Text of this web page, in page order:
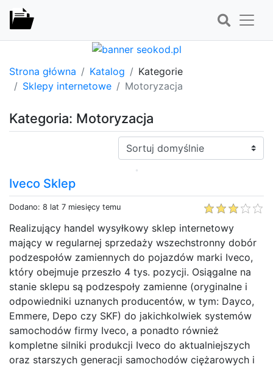
Strona główna Katalog
Kategorie
Sklepy internetowe
Motoryzacja
Kategoria: Motoryzacja
Sortuj:
Iveco Sklep
Dodano: 8 lat 7 miesięcy temu
Realizujący handel wysyłkowy sklep internetowy
mający w regularnej sprzedaży wszechstronny dobór
podzespołów zamiennych do pojazdów marki Iveco,
który obejmuje przeszło 4 tys. pozycji. Osiągalne na
stanie sklepu są podzespoły zamienne (oryginalne i
odpowiedniki uznanych producentów, w tym: Dayco,
Emmere, Depo czy SKF) do jakichkolwiek systemów
samochodów firmy Iveco, a ponadto również
kompletne silniki produkcji Iveco do aktualniejszych
oraz starszych generacji samochodów ciężarowych i